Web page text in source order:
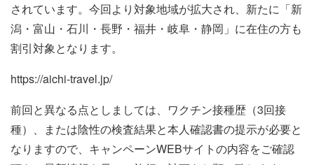
されています。今回より対象地域が拡大され、新たに「新
潟・富山・石川・長野・福井・岐阜・静岡」に在住の方も
割引対象となります。
https://aichi-travel.jp/
前回と異なる点としましては、ワクチン接種歴（3回接
種）、または陰性の検査結果と本人確認書の提示が必要と
なりますので、キャンペーンWEBサイトの内容をご確認